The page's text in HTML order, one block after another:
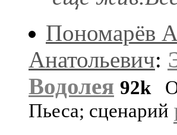
Пономарёв
Анатольевич:
Водолея 92k
Пьеса; сценарий